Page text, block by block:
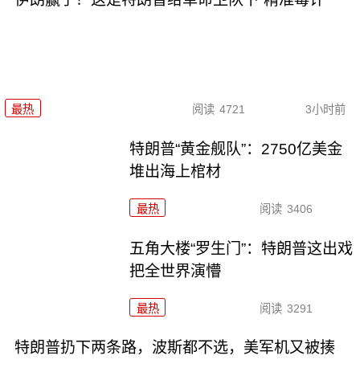
最热 阅读 4721 3小时前
特朗普“黄金舰队”：2750亿美金
堆出海上棺材
最热 阅读 3406
五角大楼“罗生门”：特朗普这出戏
把全世界演懵
最热 阅读 3291
特朗普扔下两条路，波斯都不选，美军机又被揍